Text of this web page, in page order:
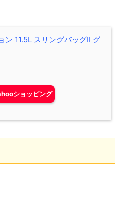
11.5L スリングバッグII グ
ショッピング